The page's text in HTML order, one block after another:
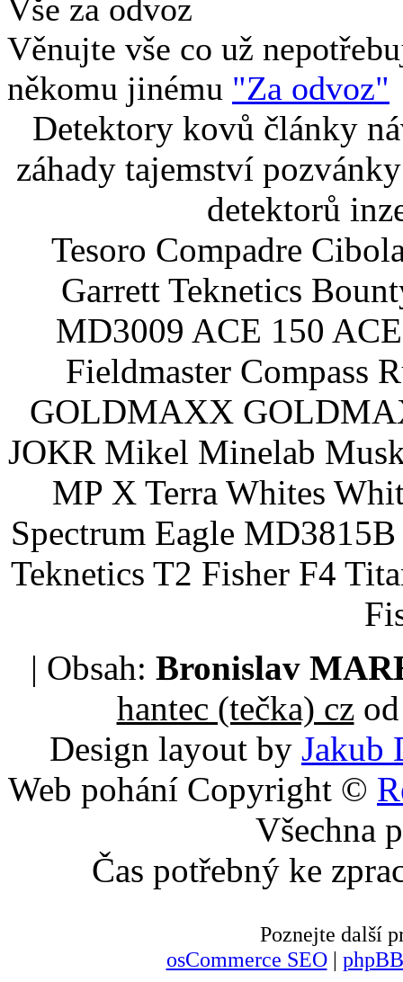
Vše za odvoz
Věnujte vše co už
někomu jinému "Za odvoz"
Detektory kovů články
záhady tajemství
detektorů
Tesoro Compadre
Garrett Teknetics
MD3009 ACE 150
Fieldmaster Compass
GOLDMAXX
JOKR Mikel Minelab
MP X Terra Whites
Spectrum Eagle
Teknetics T2 Fisher F4
| Obsah: Bronislav
hantec (tečka) czod
Design layout by Jakub
Web pohání Copyright ©
Všechna
Čas potřebný ke
Poznejte další
osCommerce SEO|